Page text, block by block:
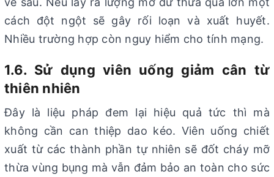
cách đột ngột sẽ gây rối loạn và xuất huyết.
Nhiều trường hợp còn nguy hiểm cho tính mạng.
1.6. Sử dụng viên uống giảm cân từ
thiên nhiên
Đây là liệu pháp đem lại hiệu quả tức thì mà
không cần can thiệp dao kéo. Viên uống chiết
xuất từ các thành phần tự nhiên sẽ đốt cháy mỡ
thừa vùng bụng mà vẫn đảm bảo an toàn cho sức